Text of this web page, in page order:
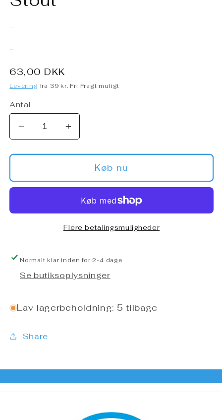
-
-
Normalpris
63,00 DKK
Levering fra 39 kr. Fri Fragt muligt
Antal
Reducer
antallet
for
-
Speedway
Øg
antallet
for
AleSmith
-
Speedway
Stout
Køb nu
Flere betalingsmuligheder
Normalt klar inden for 2-4 dage
Se butiksoplysninger
Lav lagerbeholdning: 5 tilbage
Share